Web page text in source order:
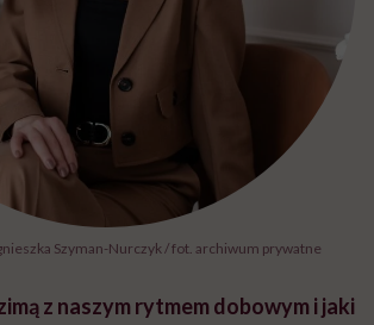
Szyman-Nurczyk / fot. archiwum prywatne
z naszym rytmem dobowym i jaki